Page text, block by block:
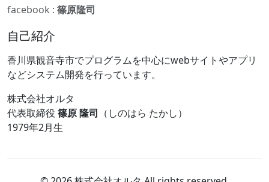
facebook : 篠原隆司
自己紹介
香川県観音寺市でプログラムを中心にwebサイトやアプリ
などシステム開発を行っています。
株式会社オルタ
代表取締役 篠原 隆司 （しのはら たかし）
1979年2月生